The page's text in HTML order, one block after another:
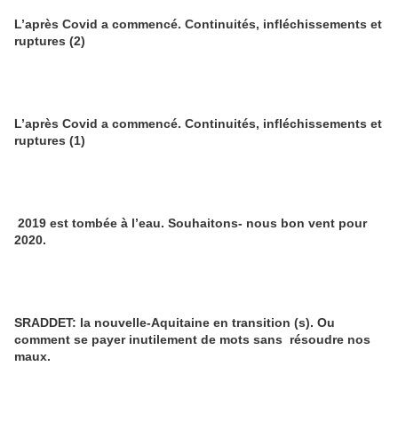
L’après Covid a commencé. Continuités, infléchissements et
ruptures (2)
L’après Covid a commencé. Continuités, infléchissements et
ruptures (1)
2019 est tombée à l’eau. Souhaitons- nous bon vent pour
2020.
SRADDET: la nouvelle-Aquitaine en transition (s). Ou
comment se payer inutilement de mots sans résoudre nos
maux.